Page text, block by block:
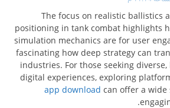
The focus on realistic ballistics
positioning in tank combat highlights
simulation mechanics are for user
fascinating how deep strategy can
industries. For those seeking
digital experiences, exploring
app download can offer a